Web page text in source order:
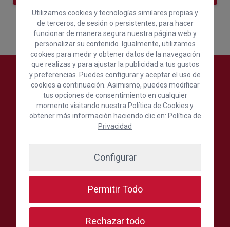
Cámara Oficial de Comercio, Industria,
Servicios y Navegación de Gran Canaria
C./ León y Castillo, 24, 1ª Planta, 35003 Las Palmas de
Utilizamos cookies y tecnologías similares propias y
de terceros, de sesión o persistentes, para hacer
funcionar de manera segura nuestra página web y
personalizar su contenido. Igualmente, utilizamos
cookies para medir y obtener datos de la navegación
que realizas y para ajustar la publicidad a tus gustos
y preferencias. Puedes configurar y aceptar el uso de
cookies a continuación. Asimismo, puedes modificar
tus opciones de consentimiento en cualquier
momento visitando nuestra Política de Cookies y
obtener más información haciendo clic en: Política de
Privacidad
Configurar
Permitir Todo
Rechazar todo